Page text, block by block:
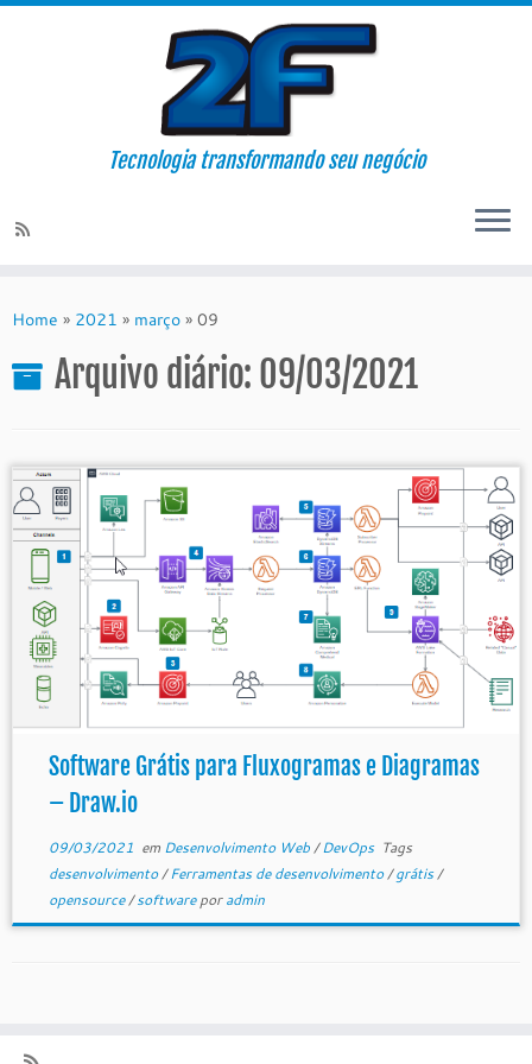
Tecnologia transformando seu negócio
Home » 2021 » março » 09
Arquivo diário: 09/03/2021
Software Grátis para Fluxogramas e Diagramas
– Draw.io
09/03/2021 em Desenvolvimento Web/DevOps Tags
desenvolvimento/Ferramentas de desenvolvimento/grátis/
opensource/softwareporadmin